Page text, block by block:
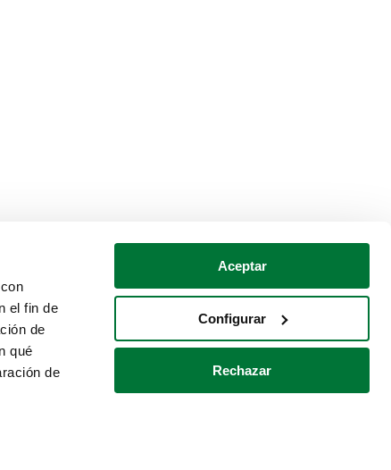
el fin de
de
qué
de
Aceptar
Configurar
Rechazar